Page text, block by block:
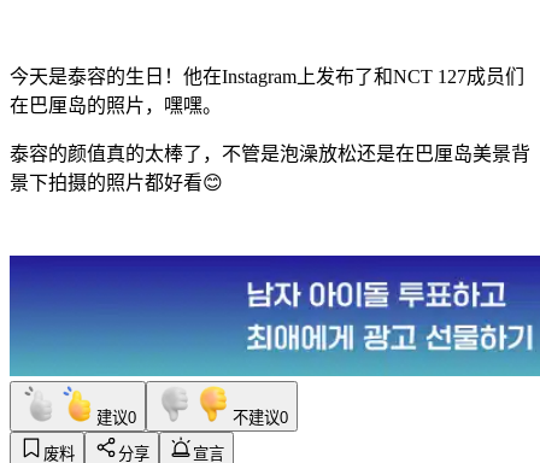
今天是泰容的生日！他在Instagram上发布了和NCT 127成员们
在巴厘岛的照片，嘿嘿。
泰容的颜值真的太棒了，不管是泡澡放松还是在巴厘岛美景背
景下拍摄的照片都好看😊
建议0 不建议0
废料
分享
宣言